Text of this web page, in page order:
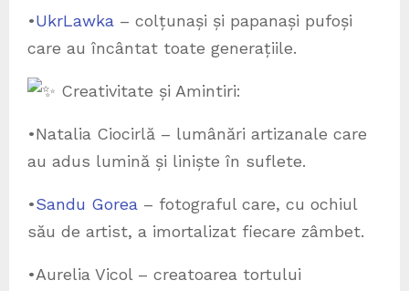
•UkrLawka – colțunași și papanași pufoși
care au încântat toate generațiile.
Creativitate și Amintiri:
•Natalia Ciocirlă – lumânări artizanale care
au adus lumină și liniște în suflete.
•Sandu Gorea – fotograful care, cu ochiul
său de artist, a imortalizat fiecare zâmbet.
•Aurelia Vicol – creatoarea tortului